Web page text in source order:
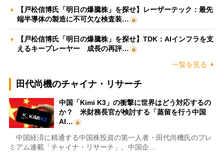
【戸松信博氏「明日の爆騰株」を探せ】レーザーテック：最先
端半導体の製造に不可欠な検査装…
【戸松信博氏「明日の爆騰株」を探せ】TDK：AIインフラを支
えるキープレーヤー 成長の再評…
一覧を見る
田代尚機のチャイナ・リサーチ
中国「Kimi K3」の衝撃に世界はどう対応するの
か？ 米財務長官が検討する「蒸留を行う中国
AI…
中国経済に精通する中国株投資の第一人者・田代尚機氏のプレ
ミアム連載「チャイナ・リサーチ」。中国企…